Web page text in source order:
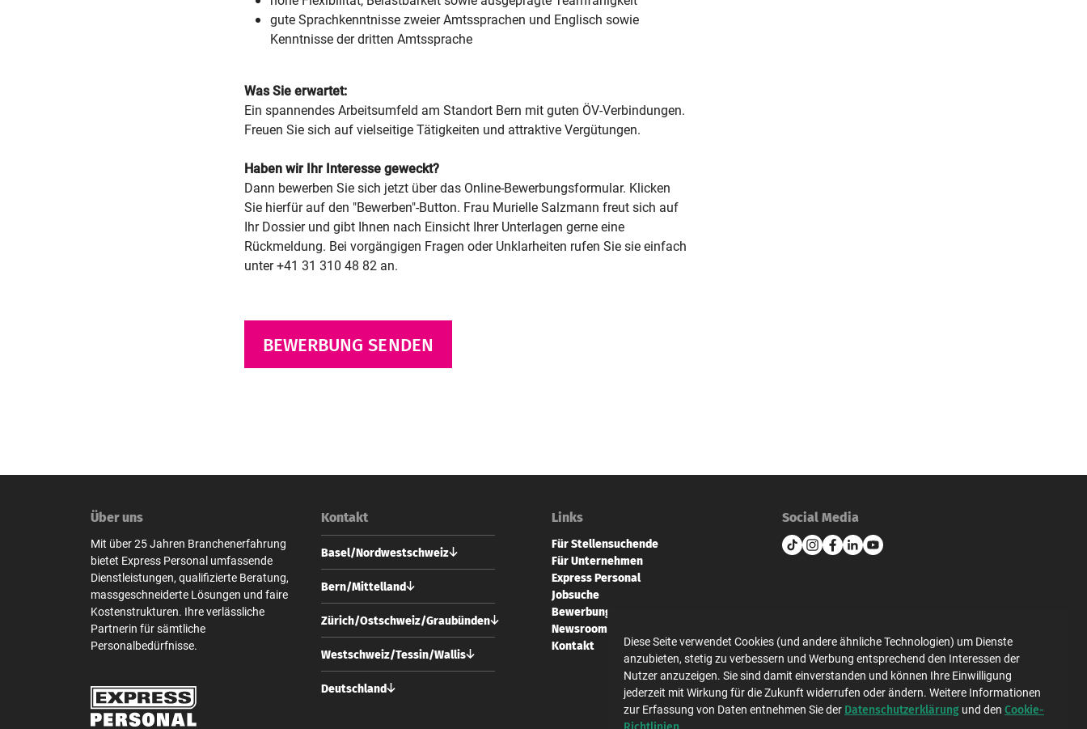
gute Sprachkenntnisse zweier Amtssprachen und Englisch sowie
Kenntnisse der dritten Amtssprache
Was Sie erwartet:
Ein spannendes Arbeitsumfeld am Standort Bern mit guten ÖV-Verbindungen.
Freuen Sie sich auf vielseitige Tätigkeiten und attraktive Vergütungen.
Haben wir Ihr Interesse geweckt?
Dann bewerben Sie sich jetzt über das Online-Bewerbungsformular. Klicken
Sie hierfür auf den "Bewerben"-Button. Frau Murielle Salzmann freut sich auf
Ihr Dossier und gibt Ihnen nach Einsicht Ihrer Unterlagen gerne eine
Rückmeldung. Bei vorgängigen Fragen oder Unklarheiten rufen Sie sie einfach
unter +41 31 310 48 82 an.
BEWERBUNG SENDEN
Über uns
Mit über 25 Jahren Branchenerfahrung
bietet Express Personal umfassende
Dienstleistungen, qualifizierte Beratung,
massgeschneiderte Lösungen und faire
Kostenstrukturen. Ihre verlässliche
Partnerin für sämtliche
Personalbedürfnisse.
Kontakt
Basel/Nordwestschweiz
Express Personal AG
Steinenvorstadt 73
CH-4010 Basel
+41 61 228 70 10
basel@expresspersonal.ch
Bern/Mittelland
Express Personal AG
Zeughausgasse 24
CH-3001 Bern
+41 31 318 98 18
bern@expresspersonal.ch
Zürich/Ostschweiz/Graubünden
Express Personal AG
Bahnhofstrasse 10
CH-8001 Zürich
Westschweiz/Tessin/Wallis
Express Personal AG
Zeughausgasse 24
Deutschland
Links
Für Stellensuchende
Für Unternehmen
Express Personal
Jobsuche
Bewerbung
Newsroom
Kontakt
Social Media
Diese Seite verwendet Cookies (und andere ähnliche Technologien) um Dienste
anzubieten, stetig zu verbessern und Werbung entsprechend den Interessen der
Nutzer anzuzeigen. Sie sind damit einverstanden und können Ihre Einwilligung
jederzeit mit Wirkung für die Zukunft widerrufen oder ändern. Weitere Informationen
zur Erfassung von Daten entnehmen Sie der Datenschutzerklärung und den Cookie-